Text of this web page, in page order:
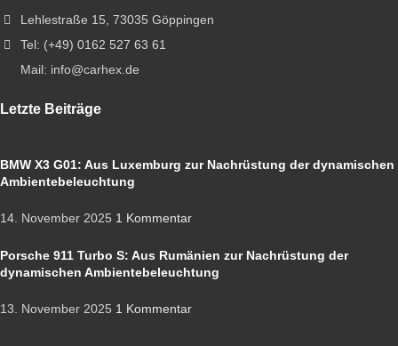
Lehlestraße 15, 73035 Göppingen
Tel: (+49) 0162 527 63 61
Mail: info@carhex.de
Letzte Beiträge
BMW X3 G01: Aus Luxemburg zur Nachrüstung der dynamischen
Ambientebeleuchtung
14. November 2025 1 Kommentar
Porsche 911 Turbo S: Aus Rumänien zur Nachrüstung der
dynamischen Ambientebeleuchtung
13. November 2025 1 Kommentar